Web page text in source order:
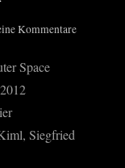
Kommentarezu
Space
Siegfried